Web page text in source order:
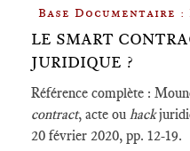
Base Documentaire
LE SMART
JURIDIQUE ?
Référence complète :
contract, acte ou hack
20 février 2020, pp. 12-19.